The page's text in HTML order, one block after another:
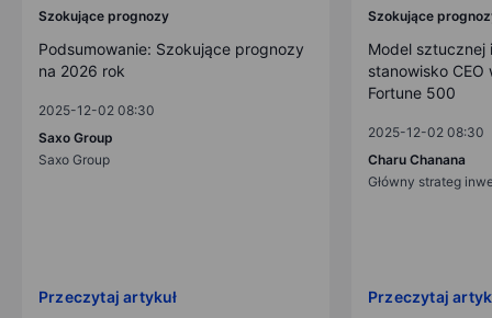
Szokujące prognozy
Podsumowanie: Szokujące prognozy
na 2026 rok
2025-12-02 08:30
Saxo Group
Saxo Group
Przeczytaj artykuł
Szokujące
Model sztucznej
stanowisko CEO
Fortune 500
2025-12-02 08:30
Charu Chanana
Główny strateg
Przeczytaj